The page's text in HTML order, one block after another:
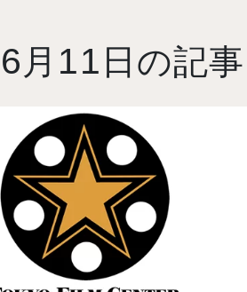
6 月 11 日の記事